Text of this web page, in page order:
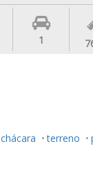
1
chácara terreno